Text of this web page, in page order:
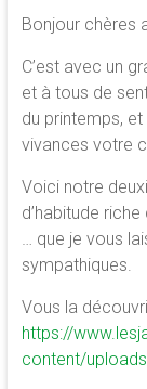
de
et
de
de
la
et
Bonjour chères
C’est avec un
et à tous de
du printemps,
vivances votre
Voici notre
d’habitude
… que je vous
sympathiques.
Vous la
https://
content/